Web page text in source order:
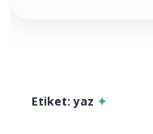
Etiket:yaz